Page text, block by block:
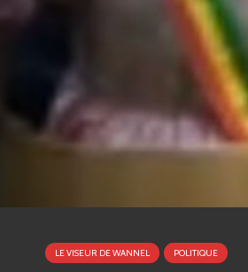
LE VISEUR DE WANNEL POLITIQUE